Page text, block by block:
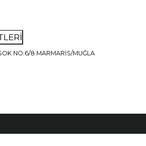
NO:6/8 MARMARİS/MUĞLA